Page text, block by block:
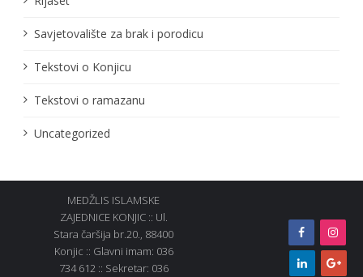
Savjetovalište za brak i porodicu
Tekstovi o Konjicu
Tekstovi o ramazanu
Uncategorized
MEDŽLIS ISLAMSKE
ZAJEDNICE KONJIC :: Ul.
Stara čaršija br.20., 88400
Konjic :: Glavni imam: 036
734 612 :: Sekretar: 036